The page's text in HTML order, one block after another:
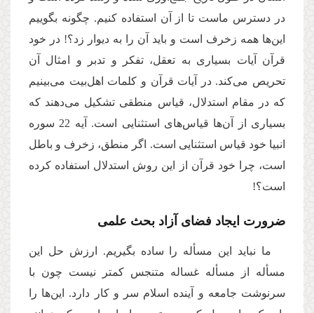
در دسترس ماست تا از آن استفاده ‌کنیم. چگونه بگوییم
این‌ها همه زخرف است و باید آن را به دیوار زد؟! در خود
قرآن آیات بسیاری به تعقل، تفکر و تدبر و امثال آن
تحریص می‌کند. در آیات قرآن و کلمات اهل‌بیت می‌بینیم
که در مقام استدلال، قیاس منطقی تشکیل می‌دهند که
بسیاری از آن‌ها قیاس‌های استثنایی است. آیه 22 سوره
انبیا خود قیاس استثنایی است. اگر منطق، زخرف و باطل
است، چرا خود قرآن از این روش استدلال استفاده کرده
است؟!
ضرورت ایجاد فضای آزاد بحث علمی
ما نباید این مسأله را ساده بگیریم. ارزش حل این‌
مسأله از مسأله غساله متنجس کمتر نیست چون با
سرنوشت جامعه‌ و آینده‌ اسلام سر و کار دارد. این‌ها را